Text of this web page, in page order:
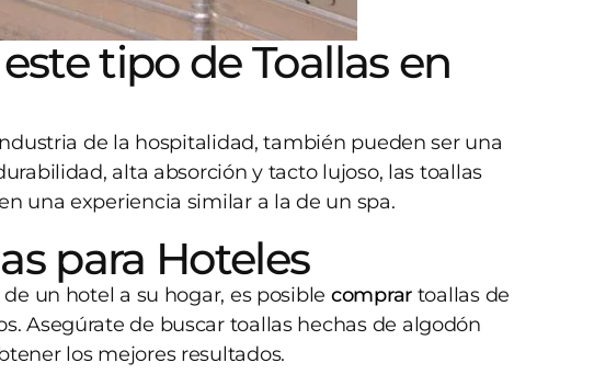
tipo de Toallas en
de la hospitalidad, también pueden ser una
alta absorción y tacto lujoso, las toallas
una experiencia similar a la de un spa.
para Hoteles
un hotel a su hogar, es posible comprar toallas de
Asegúrate de buscar toallas hechas de algodón
los mejores resultados.